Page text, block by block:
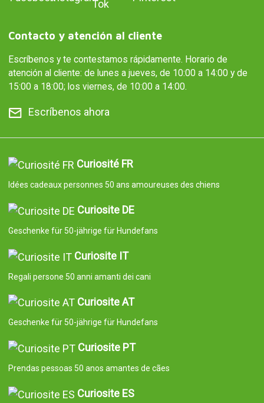
Contacto y atención al cliente
Escríbenos y te contestamos rápidamente. Horario de
atención al cliente: de lunes a jueves, de 10:00 a 14:00 y de
15:00 a 18:00; los viernes, de 10:00 a 14:00.
Escríbenos ahora
Curiosité FR
Idées cadeaux personnes 50 ans amoureuses des chiens
Curiosite DE
Geschenke für 50-jährige für Hundefans
Curiosite IT
Regali persone 50 anni amanti dei cani
Curiosite AT
Geschenke für 50-jährige für Hundefans
Curiosite PT
Prendas pessoas 50 anos amantes de cães
Curiosite ES